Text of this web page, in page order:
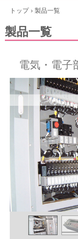
トップ › 製品一覧
製品一覧
電気・電子